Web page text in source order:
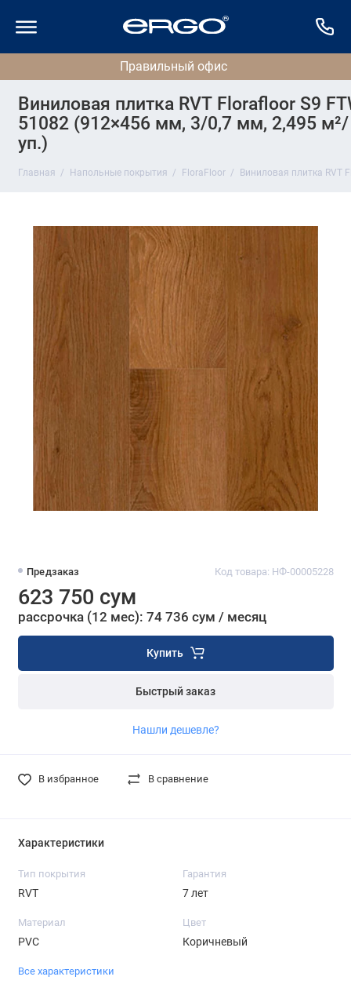
Виниловая плитка RVT Florafloor S9
51082 (912×456 мм, 3/0,7 мм, 2,495 м²/
уп.)
Главная Напольные покрытия FloraFloor Виниловая плитка RVT
Предзаказ Код товара: НФ-00005228
623 750 сум
рассрочка (12 мес): 74 736 сум / месяц
Купить
Быстрый заказ
Нашли дешевле?
В избранное В сравнение
Характеристики
Тип покрытия
RVT
Гарантия
7 лет
Материал
PVC
Цвет
Коричневый
Все характеристики